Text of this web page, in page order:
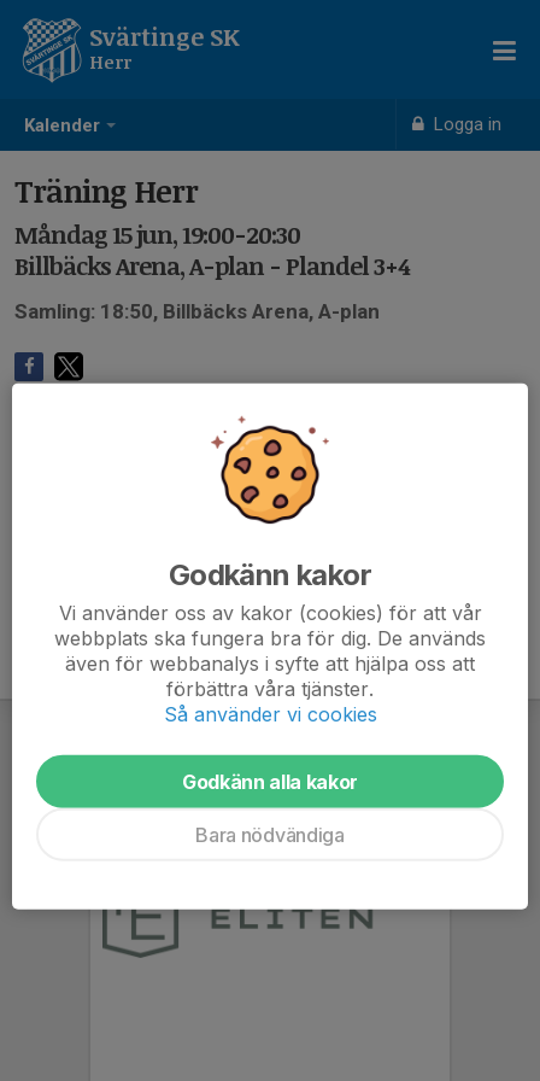
Kalender Logga in
Svärtinge SK
Herr
Träning Herr
Måndag 15 jun, 19:00-20:30
Billbäcks Arena, A-plan - Plandel 3+4
Samling: 18:50, Billbäcks Arena, A-plan
Godkänn kakor
Vi använder oss av kakor (cookies) för att vår
webbplats ska fungera bra för dig. De används
även för webbanalys i syfte att hjälpa oss att
förbättra våra tjänster.
Så använder vi cookies
Godkänn alla kakor
Bara nödvändiga